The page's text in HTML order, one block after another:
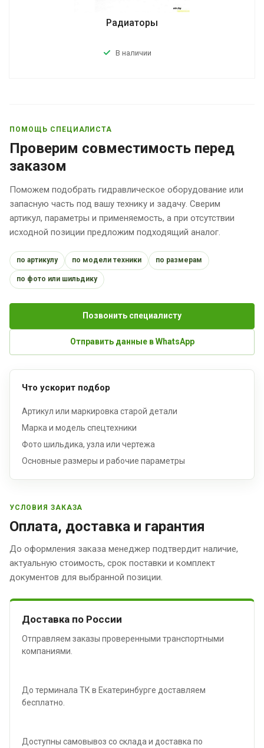
Радиаторы
В наличии
ПОМОЩЬ СПЕЦИАЛИСТА
Проверим совместимость перед
заказом
Поможем подобрать гидравлическое оборудование или
запасную часть под вашу технику и задачу. Сверим
артикул, параметры и применяемость, а при отсутствии
исходной позиции предложим подходящий аналог.
по артикулу по модели техники по размерам
по фото или шильдику
Позвонить специалисту
Отправить данные в WhatsApp
Что ускорит подбор
Артикул или маркировка старой детали
Марка и модель спецтехники
Фото шильдика, узла или чертежа
Основные размеры и рабочие параметры
УСЛОВИЯ ЗАКАЗА
Оплата, доставка и гарантия
До оформления заказа менеджер подтвердит наличие,
актуальную стоимость, срок поставки и комплект
документов для выбранной позиции.
Доставка по России
Отправляем заказы проверенными транспортными
компаниями.
До терминала ТК в Екатеринбурге доставляем
бесплатно.
Доступны самовывоз со склада и доставка по